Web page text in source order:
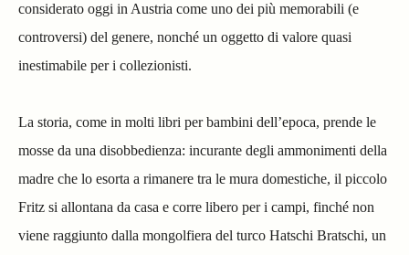
considerato oggi in Austria come uno dei più memorabili (e
controversi) del genere, nonché un oggetto di valore quasi
inestimabile per i collezionisti.
La storia, come in molti libri per bambini dell’epoca, prende le
mosse da una disobbedienza: incurante degli ammonimenti della
madre che lo esorta a rimanere tra le mura domestiche, il piccolo
Fritz si allontana da casa e corre libero per i campi, finché non
viene raggiunto dalla mongolfiera del turco Hatschi Bratschi, un